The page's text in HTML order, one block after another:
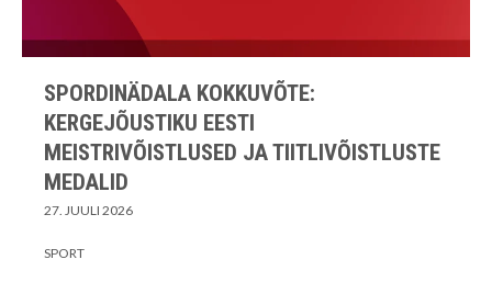
SPORDINÄDALA KOKKUVÕTE:
KERGEJÕUSTIKU EESTI
MEISTRIVÕISTLUSED JA TIITLIVÕISTLUSTE
MEDALID
27. JUULI 2026
SPORT